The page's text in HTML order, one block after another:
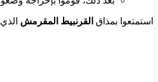
استمتعوا بمذاق القرنبيط المقرمش